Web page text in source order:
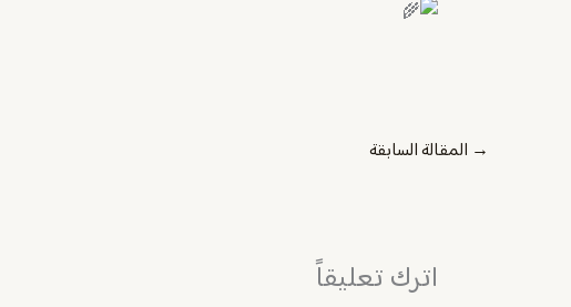
→ المقالة السابقة
اترك تعليقاً